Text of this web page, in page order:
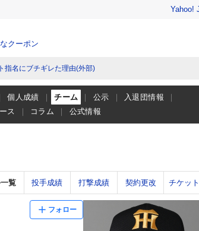
Yahoo!
クーポン
指名にブチギレた理由(外部)
個人成績 チーム 公示
入退団情報
ス コラム 公式情報
覧 投手成績 打撃成績 契約更改 チケット
フォロー